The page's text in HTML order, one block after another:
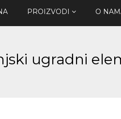
PROIZVODI O
ugradni